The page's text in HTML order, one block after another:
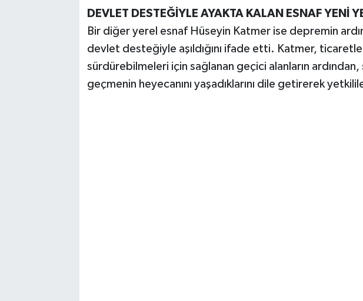
DEVLET DESTEĞİYLE AYAKTA KALAN ESNAF YENİ
Bir diğer yerel esnaf Hüseyin Katmer ise depremin
devlet desteğiyle aşıldığını ifade etti. Katmer,
sürdürebilmeleri için sağlanan geçici alanların ardından,
geçmenin heyecanını yaşadıklarını dile getirerek